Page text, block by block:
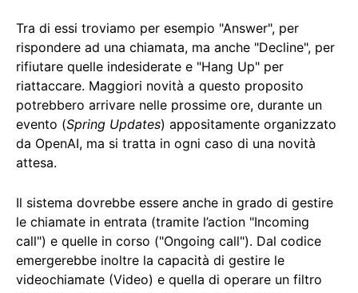
Tra di essi troviamo per esempio "Answer", per
rispondere ad una chiamata, ma anche "Decline", per
rifiutare quelle indesiderate e "Hang Up" per
riattaccare. Maggiori novità a questo proposito
potrebbero arrivare nelle prossime ore, durante un
evento (Spring Updates) appositamente organizzato
da OpenAI, ma si tratta in ogni caso di una novità
attesa.
Il sistema dovrebbe essere anche in grado di gestire
le chiamate in entrata (tramite l’action "Incoming
call") e quelle in corso ("Ongoing call"). Dal codice
emergerebbe inoltre la capacità di gestire le
videochiamate (Video) e quella di operare un filtro